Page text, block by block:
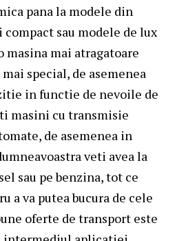
pana la modele din
sau modele de lux
masina mai atragatoare
special, de asemenea
in functie de nevoile de
masini cu transmisie
de asemenea in
veti avea la
sau pe benzina, tot ce
a va putea bucura de cele
oferte de transport este